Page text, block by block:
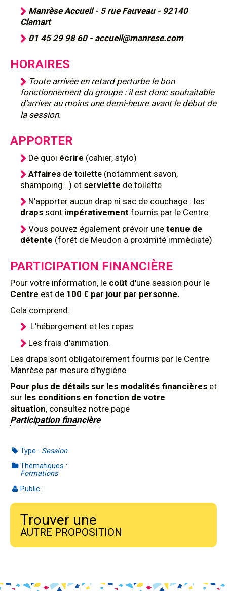
Manrèse Accueil - 5 rue Fauveau - 92140
Clamart
01 45 29 98 60 - accueil@manrese.com
HORAIRES
Toute arrivée en retard perturbe le bon
fonctionnement du groupe : il est donc souhaitable
d'arriver au moins une demi-heure avant le début de
la session.
APPORTER
De quoi écrire (cahier, stylo)
Affaires de toilette (notamment savon,
shampoing...) et serviette de toilette
N’apporter aucun drap ni sac de couchage : les
draps sont impérativement fournis par le Centre
Vous pouvez également prévoir une tenue de
détente (forêt de Meudon à proximité immédiate)
PARTICIPATION FINANCIÈRE
Pour votre information, le coût d'une session pour le
Centre est de 100 € par jour par personne.
Cela comprend:
L'hébergement et les repas
Les frais d'animation.
Les draps sont obligatoirement fournis par le Centre
Manrèse par mesure d'hygiène.
Pour plus de détails sur les modalités financières et
sur les conditions en fonction de votre
situation, consultez notre page
Participation financière
Type : Session
Thématiques :
Formations
Public :
Trouver une
AUTRE PROPOSITION